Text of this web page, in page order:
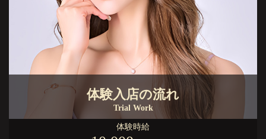
体験入店の流れ
Trial Work
体験時給